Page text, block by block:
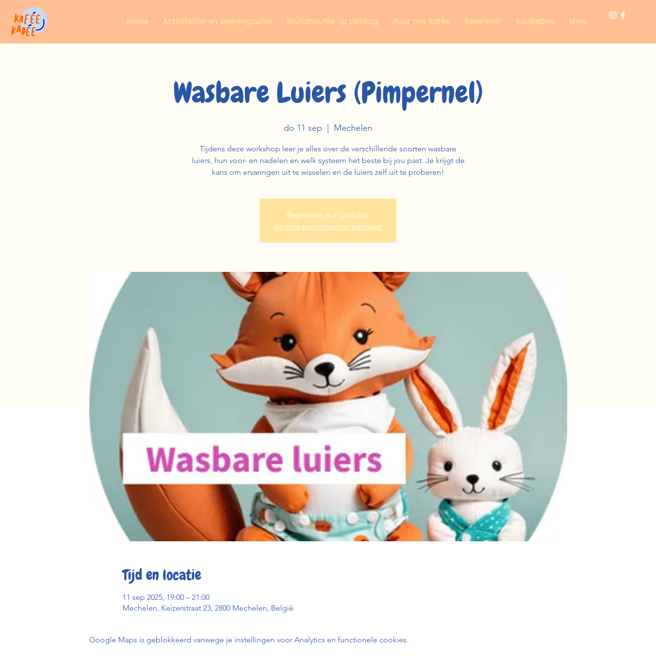
Home Activiteiten en openingsuren Brunchbufée op zondag Huur ons Kafée Reserveer Kadéebon Meer
Wasbare Luiers (Pimpernel)
do 11 sep Mechelen
Tijdens deze workshop leer je alles over de verschillende soorten wasbare
luiers, hun voor- en nadelen en welk systeem het beste bij jou past. Je krijgt de
kans om ervaringen uit te wisselen en de luiers zelf uit te proberen!
Registratie is afgesloten
Andere evenementen bekijken
Tijd en locatie
11 sep 2025, 19:00 – 21:00
Mechelen, Keizerstraat 23, 2800 Mechelen, België
Google Maps is geblokkeerd vanwege je instellingen voor Analytics en functionele cookies.